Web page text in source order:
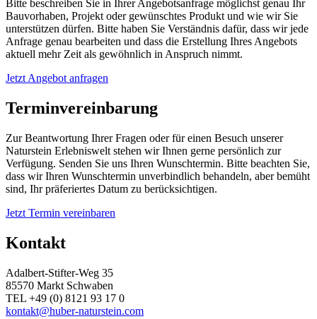
Bitte beschreiben Sie in Ihrer Angebotsanfrage möglichst genau Ihr
Bauvorhaben, Projekt oder gewünschtes Produkt und wie wir Sie
unterstützen dürfen. Bitte haben Sie Verständnis dafür, dass wir jede
Anfrage genau bearbeiten und dass die Erstellung Ihres Angebots
aktuell mehr Zeit als gewöhnlich in Anspruch nimmt.
Jetzt Angebot anfragen
Terminvereinbarung
Zur Beantwortung Ihrer Fragen oder für einen Besuch unserer
Naturstein Erlebniswelt stehen wir Ihnen gerne persönlich zur
Verfügung. Senden Sie uns Ihren Wunschtermin. Bitte beachten Sie,
dass wir Ihren Wunschtermin unverbindlich behandeln, aber bemüht
sind, Ihr präferiertes Datum zu berücksichtigen.
Jetzt Termin vereinbaren
Kontakt
Adalbert-Stifter-Weg 35
85570 Markt Schwaben
TEL +49 (0) 8121 93 17 0
kontakt@huber-naturstein.com